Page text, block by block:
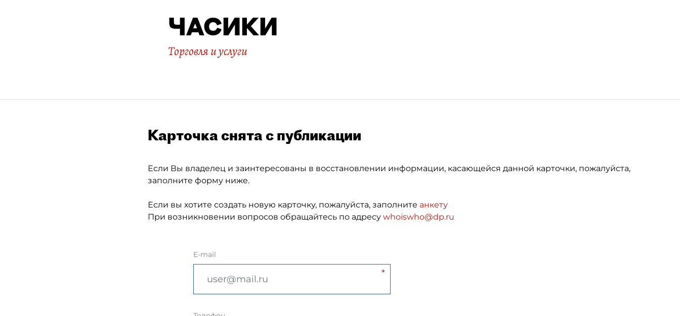
ЧАСИКИ
Торговля и услуги
Карточка снята с публикации
Если Вы владелец и заинтересованы в восстановлении информации, касающейся данной карточки, пожалуйста,
заполните форму ниже.
Если вы хотите создать новую карточку, пожалуйста, заполните анкету
При возникновении вопросов обращайтесь по адресу whoiswho@dp.ru
E-mail